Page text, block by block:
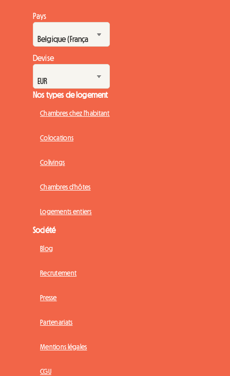
Pays
Devise
Nos types de logement
Chambres chez l'habitant
Colocations
Colivings
Chambres d'hôtes
Logements entiers
Société
Blog
Recrutement
Presse
Partenariats
Mentions légales
CGU